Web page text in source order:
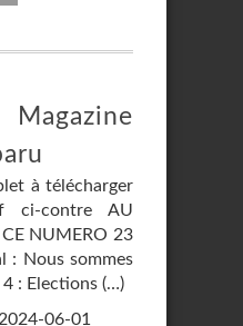
à télécharger
ci-contre AU
NUMERO 23
: Nous sommes
4 : Elections (…)
2024-06-01